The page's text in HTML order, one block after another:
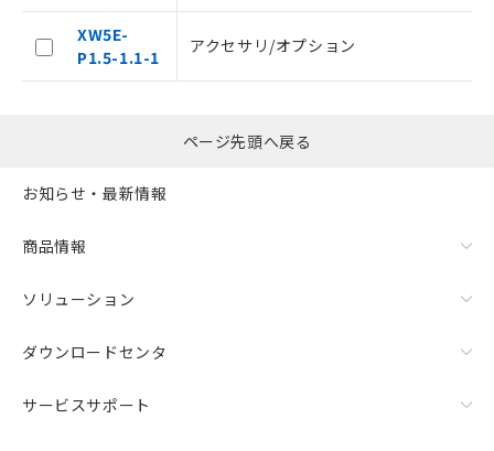
XW5E-
P1.5-1.1-1
アクセサリ/オプション
ページ先頭へ戻る
お知らせ・最新情報
商品情報
ソリューション
ダウンロードセンタ
サービスサポート